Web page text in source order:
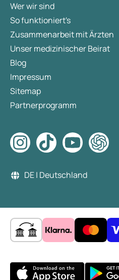
Wer wir sind
So funktioniert's
Zusammenarbeit mit Ärzten
Unser medizinischer Beirat
Blog
Impressum
Sitemap
Partnerprogramm
DE | Deutschland